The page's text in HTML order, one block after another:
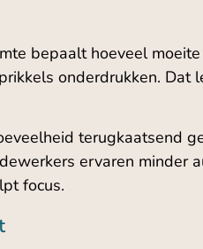
bepaalt hoeveel
onderdrukken.
terugkaatsend
ervaren minder
focus.